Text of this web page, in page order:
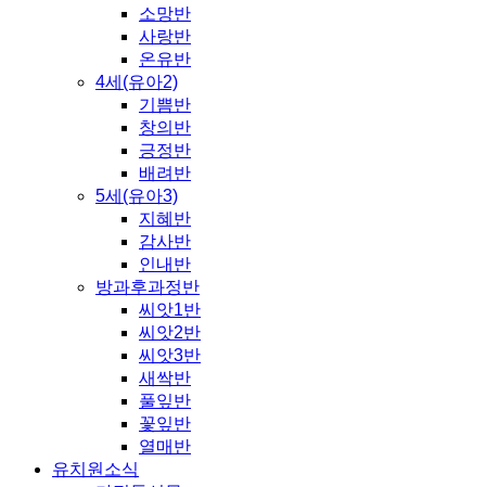
소망반
사랑반
온유반
4세(유아2)
기쁨반
창의반
긍정반
배려반
5세(유아3)
지혜반
감사반
인내반
방과후과정반
씨앗1반
씨앗2반
씨앗3반
새싹반
풀잎반
꽃잎반
열매반
유치원소식